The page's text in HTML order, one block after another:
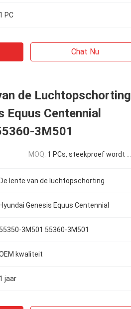
1 PC
Chat Nu
de Luchtopschorting
Equus Centennial
3M501
MOQ: 1 PCs, steekproef wordt goedgekeurd
De lente van de luchtopschorting
Hyundai Genesis Equus Centennial
55350-3M501 55360-3M501
kwaliteit
1 jaar